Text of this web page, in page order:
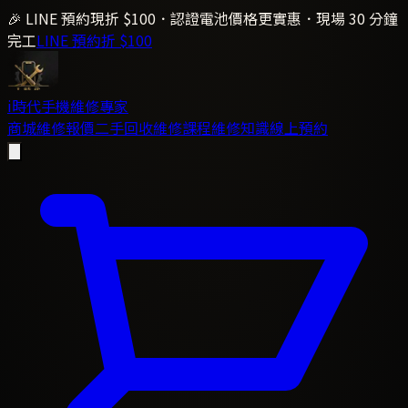
🎉 LINE 預約現折 $100．認證電池價格更實惠．現場 30 分鐘
完工LINE 預約折 $100
i時代手機維修專家
商城維修報價二手回收維修課程維修知識線上預約